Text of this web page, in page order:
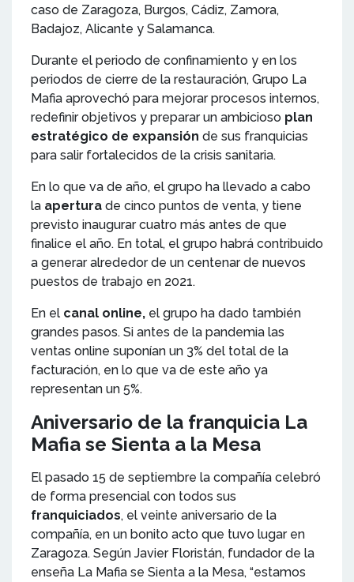
caso de Zaragoza, Burgos, Cádiz, Zamora,
Badajoz, Alicante y Salamanca.
Durante el periodo de confinamiento y en los
periodos de cierre de la restauración, Grupo La
Mafia aprovechó para mejorar procesos internos,
redefinir objetivos y preparar un ambicioso plan
estratégico de expansión de sus franquicias
para salir fortalecidos de la crisis sanitaria.
En lo que va de año, el grupo ha llevado a cabo
la apertura de cinco puntos de venta, y tiene
previsto inaugurar cuatro más antes de que
finalice el año. En total, el grupo habrá contribuido
a generar alrededor de un centenar de nuevos
puestos de trabajo en 2021.
En el canal online, el grupo ha dado también
grandes pasos. Si antes de la pandemia las
ventas online suponían un 3% del total de la
facturación, en lo que va de este año ya
representan un 5%.
Aniversario de la franquicia La
Mafia se Sienta a la Mesa
El pasado 15 de septiembre la compañía celebró
de forma presencial con todos sus
franquiciados, el veinte aniversario de la
compañía, en un bonito acto que tuvo lugar en
Zaragoza. Según Javier Floristán, fundador de la
enseña La Mafia se Sienta a la Mesa, “estamos